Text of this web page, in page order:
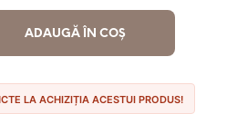
ADAUGĂ ÎN COȘ
LA ACHIZIȚIA ACESTUI PRODUS!